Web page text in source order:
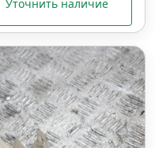
Уточнить наличие